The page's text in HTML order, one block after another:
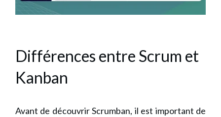
Différences entre Scrum et
Kanban
Avant de découvrir Scrumban, il est important de